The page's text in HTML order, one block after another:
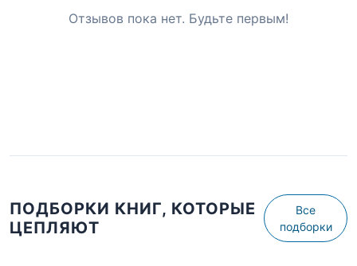
Отзывов пока нет. Будьте первым!
ПОДБОРКИ КНИГ, КОТОРЫЕ
ЦЕПЛЯЮТ
Все
подборки